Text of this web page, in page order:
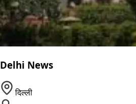
Delhi News
दिल्ली